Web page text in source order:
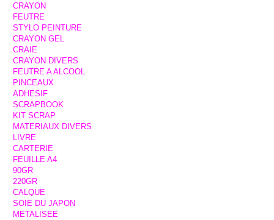
CRAYON
FEUTRE
STYLO PEINTURE
CRAYON GEL
CRAIE
CRAYON DIVERS
FEUTRE A ALCOOL
PINCEAUX
ADHESIF
SCRAPBOOK
KIT SCRAP
MATERIAUX DIVERS
LIVRE
CARTERIE
FEUILLE A4
90GR
220GR
CALQUE
SOIE DU JAPON
METALISEE